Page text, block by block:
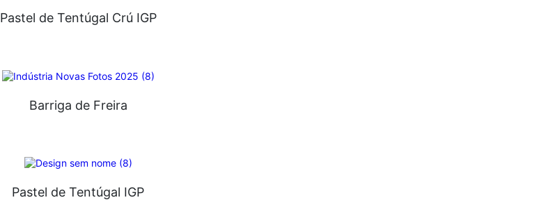
Pastel de Tentúgal Crú IGP
Barriga de Freira
Pastel de Tentúgal IGP